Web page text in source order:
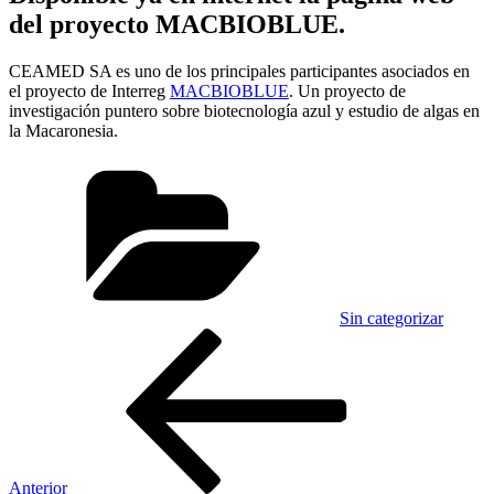
del proyecto MACBIOBLUE.
CEAMED SA es uno de los principales participantes asociados en
el proyecto de Interreg MACBIOBLUE. Un proyecto de
investigación puntero sobre biotecnología azul y estudio de algas en
la Macaronesia.
Sin categorizar
Anterior